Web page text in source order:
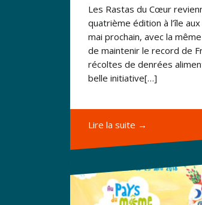
Les Rastas du Cœur
quatrième édition à l’île
mai prochain, avec la
de maintenir le record de
récoltes de denrées
belle initiative[…]
Lire la suite →